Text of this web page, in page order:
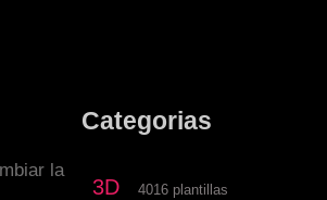
la
Categorias
3D 4016 plantillas